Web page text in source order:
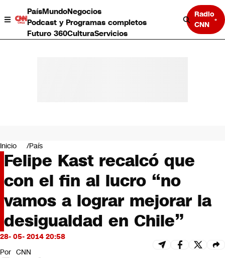
PaísMundoNegocios
Podcast y Programas completos
Futuro 360CulturaServicios
Radio
CNN
Negocios
Deportes
Programas completos
Cultura
Servicios
Bits
CNN tiempo
Futuro 360
Inicio País
Felipe Kast recalcó que
con el fin al lucro “no
vamos a lograr mejorar la
desigualdad en Chile”
28- 05- 2014 20:58
Por CNN